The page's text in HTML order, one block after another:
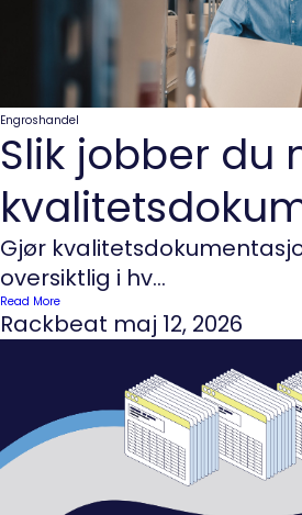
Engroshandel
Slik jobber du
Gjør
oversiktlig i hv...
Read More
Rackbeat maj 12, 2026